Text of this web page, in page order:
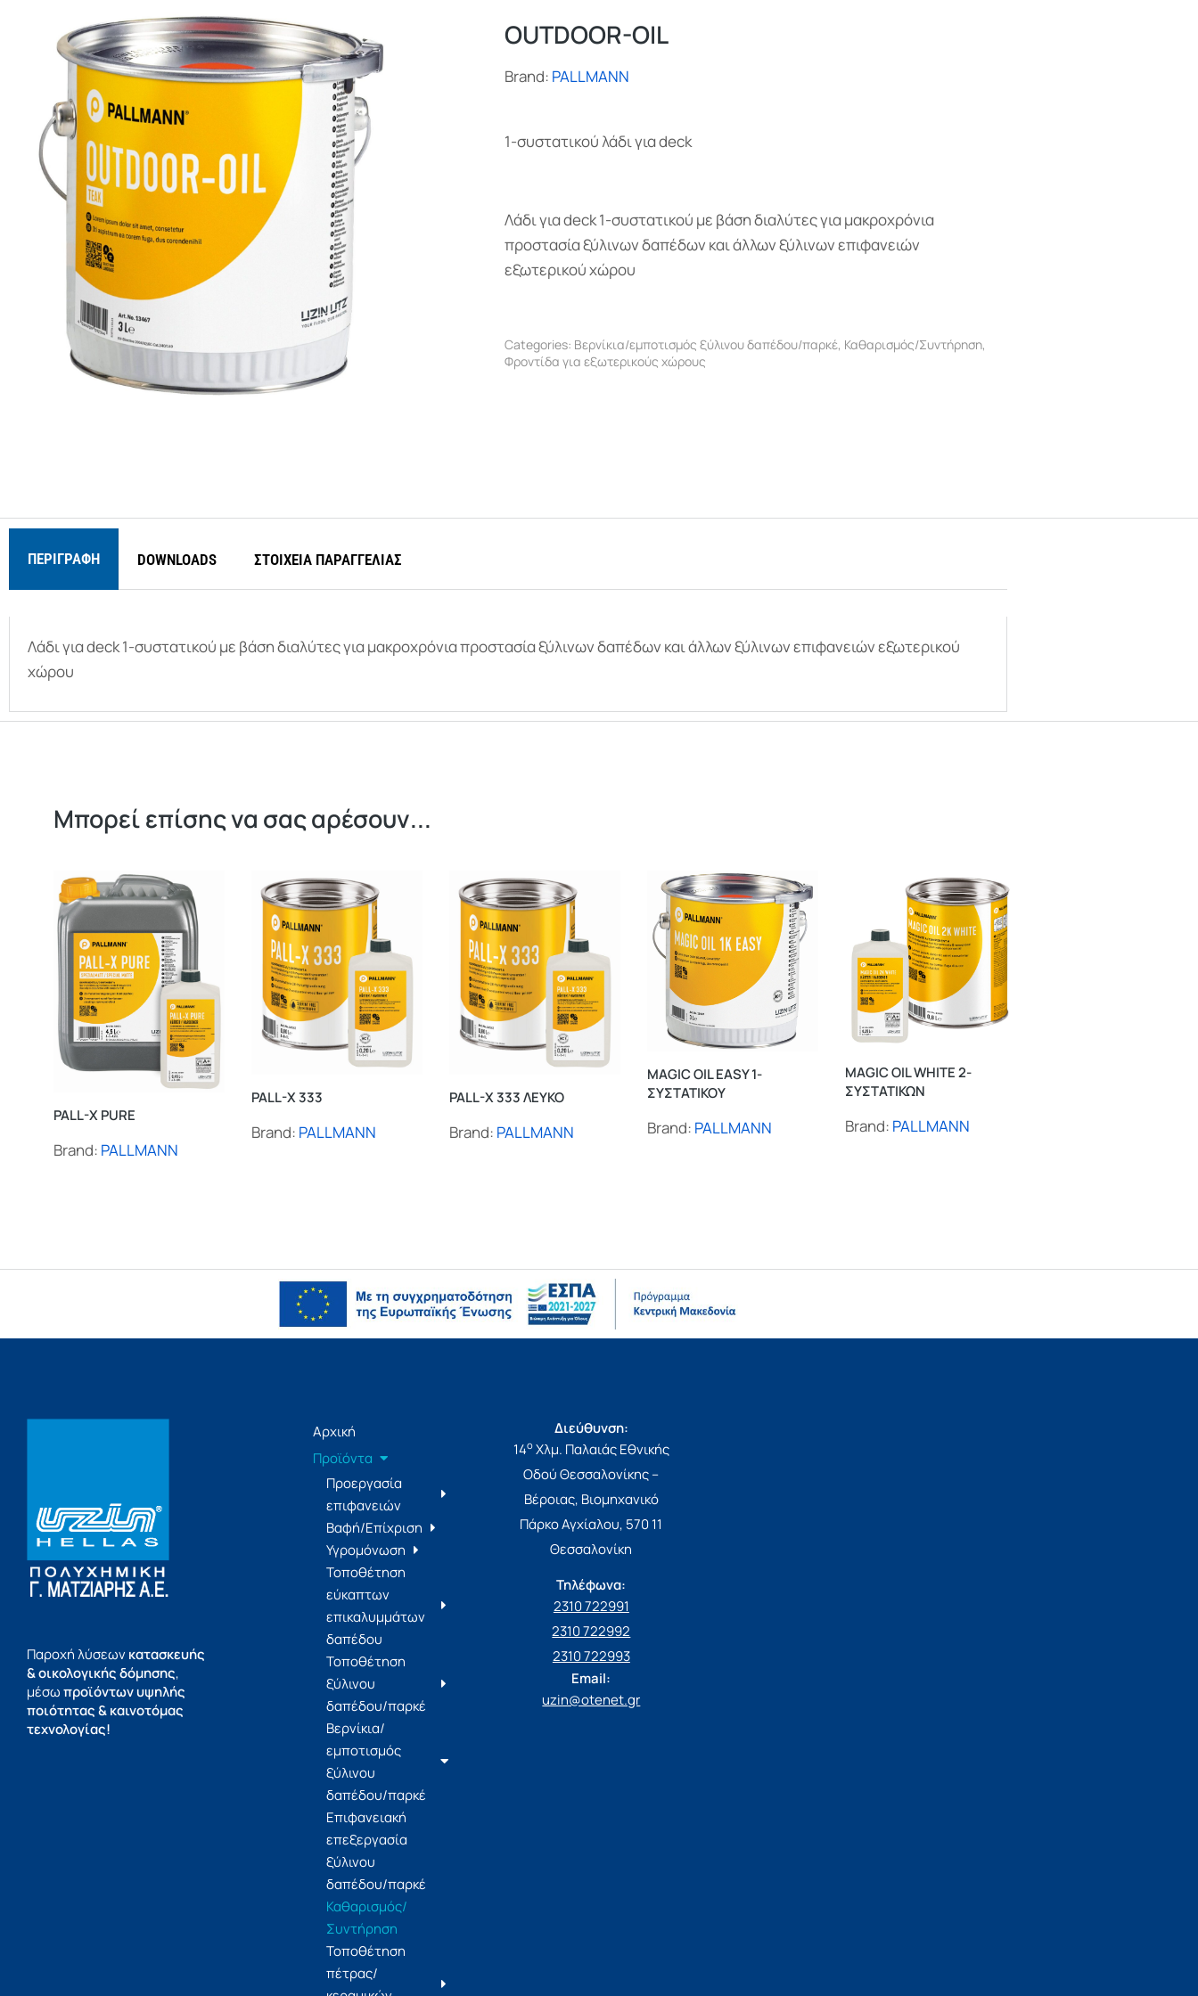
OUTDOOR-OIL
Brand: PALLMANN
1-συστατικού λάδι για deck
Λάδι για deck 1-συστατικού με βάση διαλύτες για μακροχρόνια
προστασία ξύλινων δαπέδων και άλλων ξύλινων επιφανειών
εξωτερικού χώρου
Categories: Βερνίκια/εμποτισμός ξύλινου δαπέδου/παρκέ, Καθαρισμός/Συντήρηση,
Φροντίδα για εξωτερικούς χώρους
ΠΕΡΙΓΡΑΦΉ DOWNLOADS ΣΤΟΙΧΕΙΑ ΠΑΡΑΓΓΕΛΙΑΣ
Λάδι για deck 1-συστατικού με βάση διαλύτες για μακροχρόνια προστασία ξύλινων δαπέδων και άλλων ξύλινων επιφανειών εξωτερικού
χώρου
Μπορεί επίσης να σας αρέσουν...
PALL-X PURE
Brand: PALLMANN
PALL-X 333
Brand: PALLMANN
PALL-X 333 ΛΕΥΚΟ
Brand: PALLMANN
MAGIC OIL EASY 1-
ΣΥΣΤΑΤΙΚΟΥ
Brand: PALLMANN
MAGIC OIL WHITE 2-
ΣΥΣΤΑΤΙΚΩΝ
Brand: PALLMANN
Παροχή λύσεωνκατασκευής
& οικολογικής δόμησης,
μέσωπροϊόντων υψηλής
ποιότητας & καινοτόμας
τεχνολογίας!
Αρχική
Προϊόντα
Προεργασία
επιφανειών
Βαφή/Επίχριση
Υγρομόνωση
Τοποθέτηση
εύκαπτων
επικαλυμμάτων
δαπέδου
Τοποθέτηση
ξύλινου
δαπέδου/παρκέ
Βερνίκια/
εμποτισμός
ξύλινου
δαπέδου/παρκέ
Επιφανειακή
επεξεργασία
ξύλινου
δαπέδου/παρκέ
Καθαρισμός/
Συντήρηση
Τοποθέτηση
πέτρας/
Διεύθυνση:
14οΧλμ. Παλαιάς Εθνικής
Οδού Θεσσαλονίκης –
Βέροιας, Βιομηχανικό
Πάρκο Αγχίαλου, 570 11
Θεσσαλονίκη
Τηλέφωνα:
2310 722991
2310 722992
2310 722993
Email:
uzin@otenet.gr